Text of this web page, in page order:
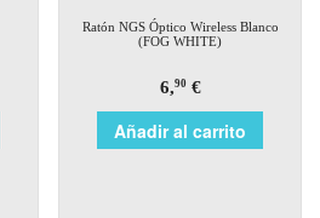
Ratón NGS Óptico Wireless Blanco
(FOG WHITE)
6,90€
Añadir al carrito